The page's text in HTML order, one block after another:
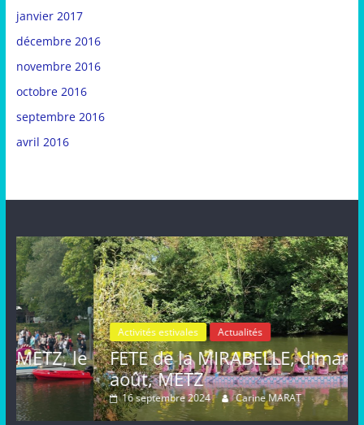
janvier 2017
décembre 2016
novembre 2016
octobre 2016
septembre 2016
avril 2016
Activités estivales Actualités
FETE de la MIRABELLE, dimanche 25
août, METZ
16 septembre 2024 Carine MARAT